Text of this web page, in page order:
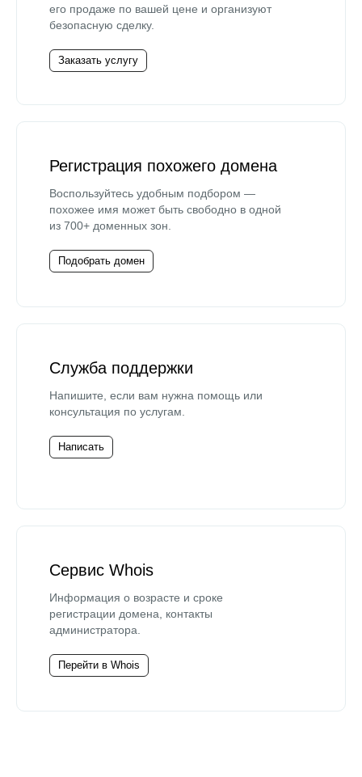
его продаже по вашей цене и организуют
безопасную сделку.
Заказать услугу
Регистрация похожего домена
Воспользуйтесь удобным подбором —
похожее имя может быть свободно в одной
из 700+ доменных зон.
Подобрать домен
Служба поддержки
Напишите, если вам нужна помощь или
консультация по услугам.
Написать
Сервис Whois
Информация о возрасте и сроке
регистрации домена, контакты
администратора.
Перейти в Whois